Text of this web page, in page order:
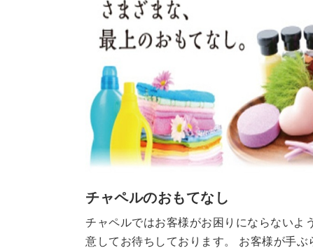
チャペルのおもてなし
チャペルではお客様がお困りにならないよ
意してお待ちしております。 お客様が手ぶ